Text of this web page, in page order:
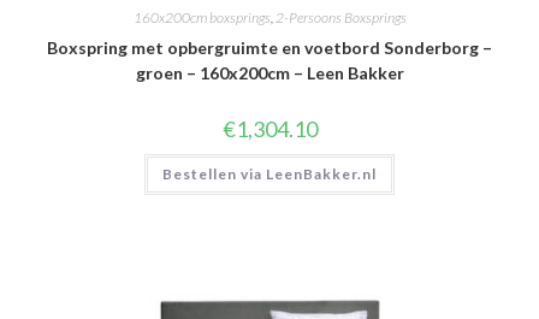
160x200cm boxsprings 2-Persoons Boxsprings
Boxspring met opbergruimte en voetbord Sonderborg –
groen – 160x200cm – Leen Bakker
€1,304.10
Bestellen via LeenBakker.nl